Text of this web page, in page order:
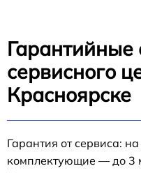
Гарантийные
сервисного
Красноярске
Гарантия от сервиса:
комплектующие — до 3